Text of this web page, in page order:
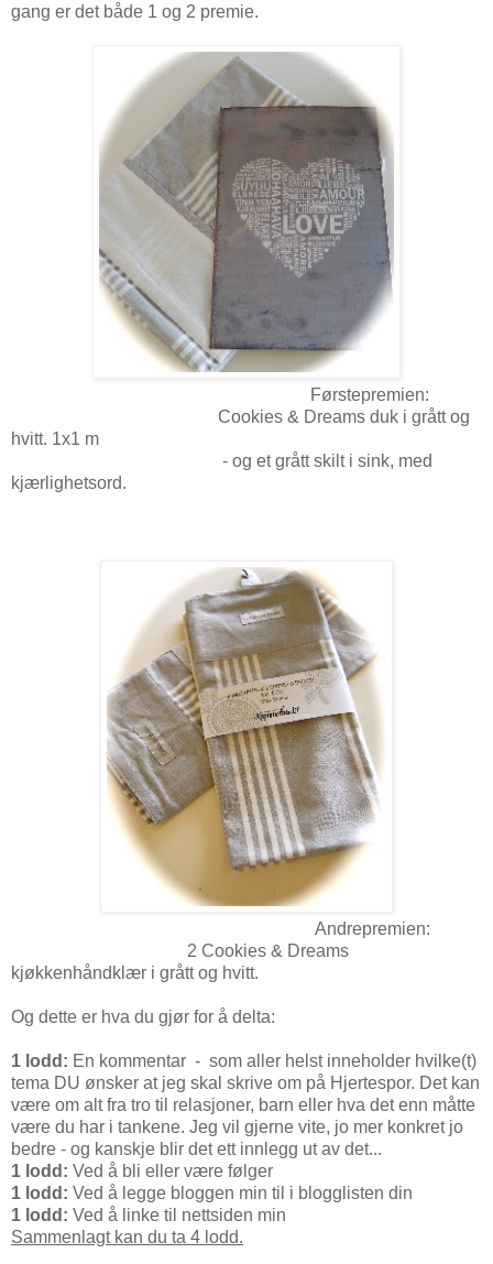
gang er det både 1 og 2 premie.
Førstepremien:
Cookies & Dreams duk i grått og
hvitt. 1x1 m
- og et grått skilt i sink, med
kjærlighetsord.
Andrepremien:
2 Cookies & Dreams
kjøkkenhåndklær i grått og hvitt.
Og dette er hva du gjør for å delta:
1 lodd: En kommentar - som aller helst inneholder hvilke(t)
tema DU ønsker at jeg skal skrive om på Hjertespor. Det kan
være om alt fra tro til relasjoner, barn eller hva det enn måtte
være du har i tankene. Jeg vil gjerne vite, jo mer konkret jo
bedre - og kanskje blir det ett innlegg ut av det...
1 lodd: Ved å bli eller være følger
1 lodd: Ved å legge bloggen min til i blogglisten din
1 lodd: Ved å linke til nettsiden min
Sammenlagt kan du ta 4 lodd.